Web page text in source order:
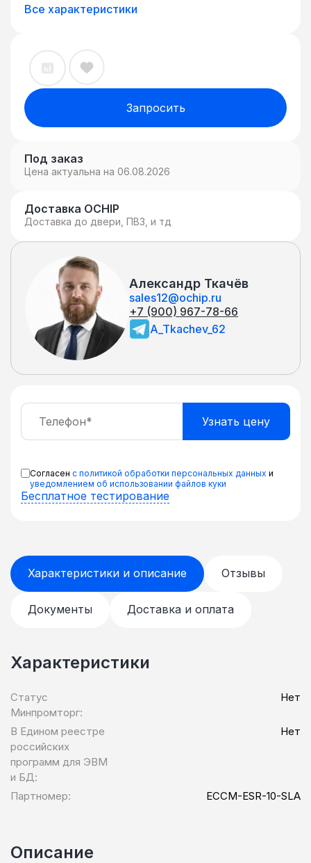
российских
Все характеристики
Запросить
Под заказ
Цена актуальна на 06.08.2026
Доставка OCHIP
Доставка до двери, ПВЗ, и тд
Александр Ткачёв
sales12@ochip.ru
+7 (900) 967-78-66
A_Tkachev_62
Согласен с политикой обработки персональных данных и
уведомлением об использовании файлов куки
Бесплатное тестирование
Характеристики и описание Отзывы
Документы Доставка и оплата
Характеристики
Статус
Минпромторг:
Нет
В Едином реестре
российских
программ для ЭВМ
и БД:
Нет
Партномер: ECCM-ESR-10-SLA
Описание